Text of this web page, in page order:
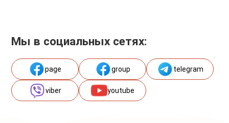
Мы в социальных сетях:
page group telegram
viber youtube